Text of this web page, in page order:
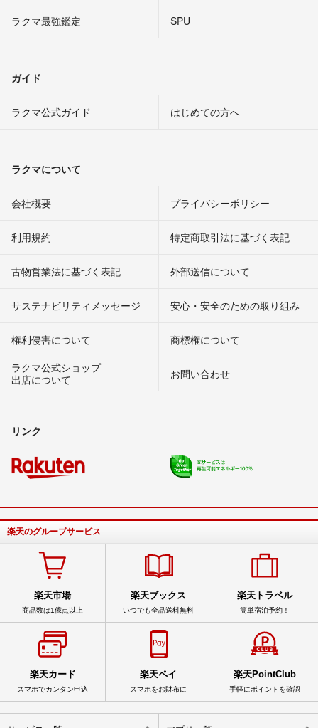
ラクマ最強鑑定
SPU
ガイド
ラクマ公式ガイド はじめての方へ
ラクマについて
会社概要 プライバシーポリシー
利用規約 特定商取引法に基づく表記
古物営業法に基づく表記 外部送信について
サステナビリティメッセージ 安心・安全のための取り組み
権利侵害について
商標権について
ラクマ公式ショップ
出店について
お問い合わせ
リンク
楽天のグループサービス
楽天市場
商品数は1億点以上
楽天ブックス
いつでも全品送料無料
楽天トラベル
簡単宿泊予約！
楽天カード
スマホでカンタン申込
楽天ペイ
スマホをお財布に
楽天PointClub
手軽にポイントを確認